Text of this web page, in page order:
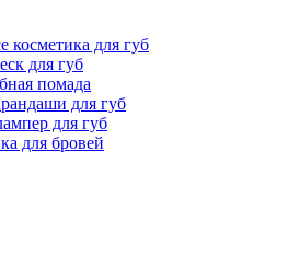
косметика для губ
для губ
помада
для губ
для губ
для бровей